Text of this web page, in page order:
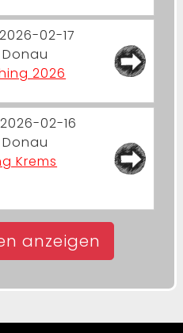
02-17
2026
02-16
Krems
anzeigen